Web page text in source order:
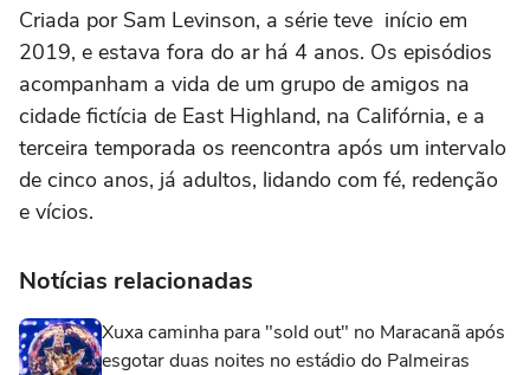
Criada por Sam Levinson, a série teve início em
2019, e estava fora do ar há 4 anos. Os episódios
acompanham a vida de um grupo de amigos na
cidade fictícia de East Highland, na Califórnia, e a
terceira temporada os reencontra após um intervalo
de cinco anos, já adultos, lidando com fé, redenção
e vícios.
Notícias relacionadas
Xuxa caminha para "sold out" no Maracanã após
esgotar duas noites no estádio do Palmeiras